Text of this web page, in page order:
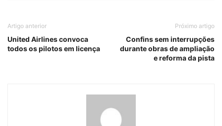
Artigo anterior
United Airlines convoca
todos os pilotos em licença
Próximo artigo
Confins sem interrupções
durante obras de ampliação
e reforma da pista